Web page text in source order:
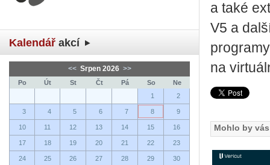
Kalendář akcí
<< Srpen 2026 >>
Po Út St Čt Pá So
Ne
1
2
3 4 5 6 7 8 9
10 11 12 13 14 15 16
17 18 19 20 21 22 23
24 25 26 27 28 29 30
a také
V5 a
na
Mohlo by